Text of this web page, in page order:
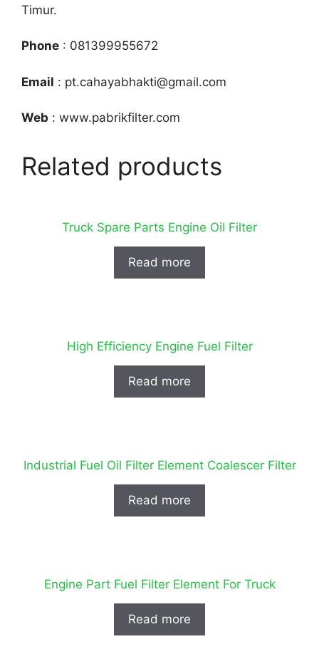
Timur.
Phone : 081399955672
Email : pt.cahayabhakti@gmail.com
Web : www.pabrikfilter.com
Related products
Truck Spare Parts Engine Oil Filter
Read more
High Efficiency Engine Fuel Filter
Read more
Industrial Fuel Oil Filter Element Coalescer Filter
Read more
Engine Part Fuel Filter Element For Truck
Read more